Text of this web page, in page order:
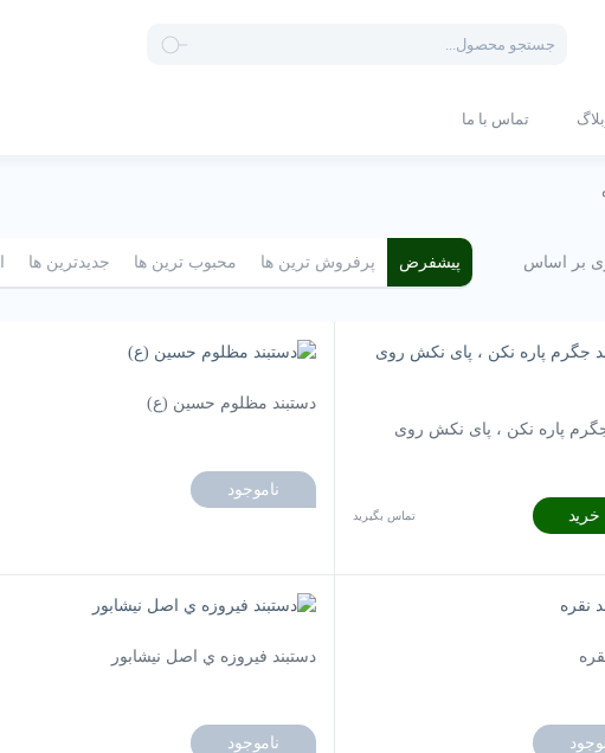
search
تماس با ما
بر اساس پیشفرض پرفروش ترین ها محبوب ترین ها جدیدترین ها
پاره نکن ، پای نکش روی
تماس بگیرید خرید
دستبند مظلوم حسین (ع)
ناموجود
دستبند فيروزه ي اصل نيشابور
ناموجود